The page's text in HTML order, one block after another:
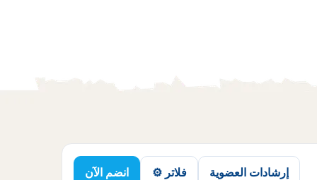
إرشادات العضوية فلاتر ⚙️ انضم الآن